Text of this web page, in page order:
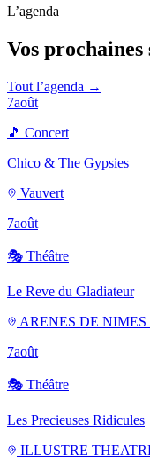
L’agenda
Vos prochaines
Tout l’agenda →
7août
🎵 Concert
Chico & The Gypsies
Vauvert
7août
🎭 Théâtre
Le Reve du Gladiateur
ARENES DE NIMES
7août
🎭 Théâtre
Les Precieuses Ridicules
ILLUSTRE